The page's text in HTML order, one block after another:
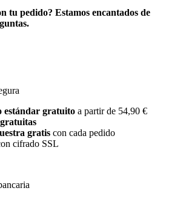
tu pedido? Estamos encantados de
estándar gratuito a partir de 54,90 €
gratis con cada pedido
cifrado SSL